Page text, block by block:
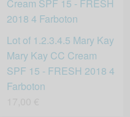
Lot of 1.2.3.4.5 Mary Kay
Mary Kay CC Cream
SPF 15 - FRESH 2018 4
Farboton